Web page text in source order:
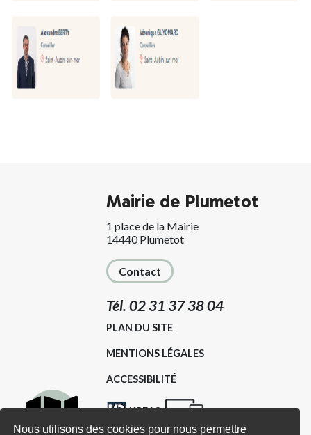
Nous utilisons des cookies pour nous permettre
Mairie de Plumetot
1 place de la Mairie
14440 Plumetot
Contact
Tél. 02 31 37 38 04
PLAN DU SITE
MENTIONS LÉGALES
ACCESSIBILITÉ
KREA3